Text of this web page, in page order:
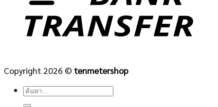
Copyright 2026 © tenmetershop
ค้นหา: